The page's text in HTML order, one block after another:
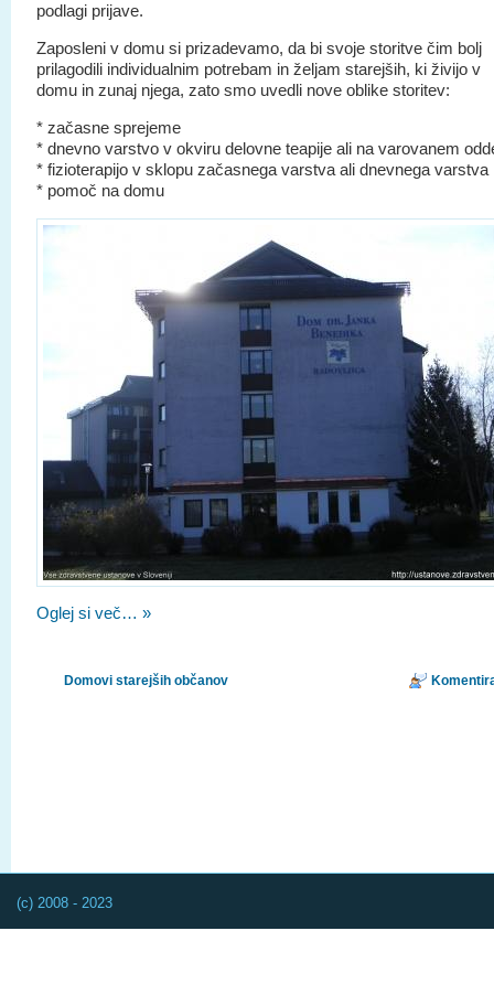
podlagi prijave.
Zaposleni v domu si prizadevamo, da bi svoje storitve čim bolj
prilagodili individualnim potrebam in željam starejših, ki živijo v
domu in zunaj njega, zato smo uvedli nove oblike storitev:
* začasne sprejeme
* dnevno varstvo v okviru delovne teapije ali na varovanem
* fizioterapijo v sklopu začasnega varstva ali dnevnega varstva
* pomoč na domu
Oglej si več… »
Domovi starejših občanov
(c) 2008 - 2023